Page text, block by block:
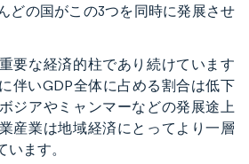
どの国がこの3つを同時に発展させ
要な経済的柱であり続けています
伴いGDP全体に占める割合は低下
ジアやミャンマーなどの発展途上
産業は地域経済にとってより一層
ます。